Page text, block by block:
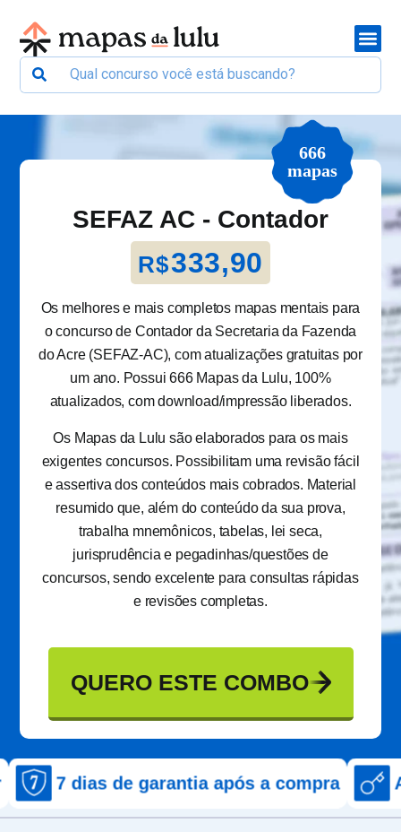
666
mapas
SEFAZ AC - Contador
R$333,90
Os melhores e mais completos mapas mentais para
o concurso de Contador da Secretaria da Fazenda
do Acre (SEFAZ-AC), com atualizações gratuitas por
um ano. Possui 666 Mapas da Lulu, 100%
atualizados, com download/impressão liberados.
Os Mapas da Lulu são elaborados para os mais
exigentes concursos. Possibilitam uma revisão fácil
e assertiva dos conteúdos mais cobrados. Material
resumido que, além do conteúdo da sua prova,
trabalha mnemônicos, tabelas, lei seca,
jurisprudência e pegadinhas/questões de
concursos, sendo excelente para consultas rápidas
e revisões completas.
QUERO ESTE COMBO
de garantia após a compra Acesso